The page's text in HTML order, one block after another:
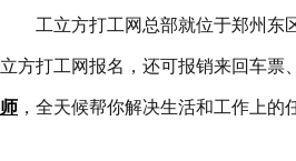
工立方打工网总部就位于郑州东
立方打工网报名，还可报销来回车票
师 ，全天候帮你解决生活和工作上